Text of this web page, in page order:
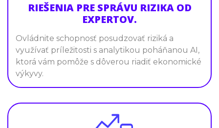
RIEŠENIA PRE SPRÁVU RIZIKA OD
EXPERTOV.
Ovládnite schopnosť posudzovať riziká a
využívať príležitosti s analytikou poháňanou AI,
ktorá vám pomôže s dôverou riadiť ekonomické
výkyvy.